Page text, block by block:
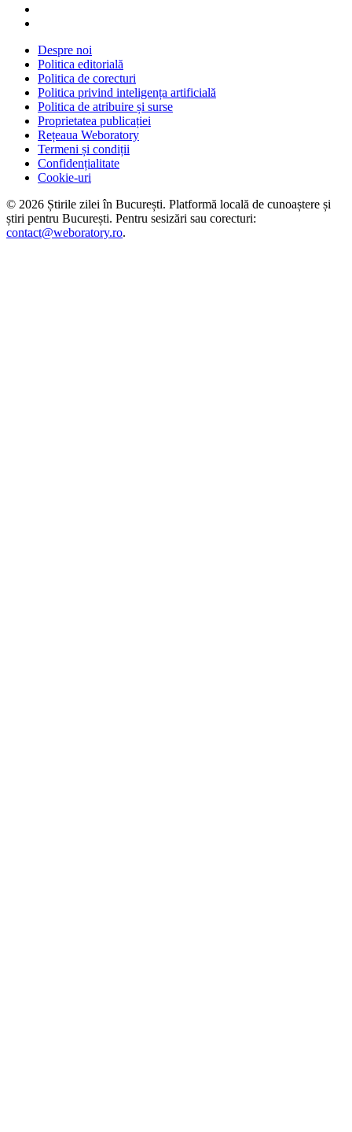
Despre noi
Politica editorială
Politica de corecturi
Politica privind inteligența artificială
Politica de atribuire și surse
Proprietatea publicației
Rețeaua Weboratory
Termeni și condiții
Confidențialitate
Cookie-uri
© 2026 Știrile zilei în București. Platformă locală de cunoaștere și
știri pentru București. Pentru sesizări sau corecturi:
contact@weboratory.ro.